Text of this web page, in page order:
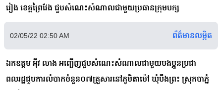
រៀង ខេត្តព្រៃវែង ជួបសំណេះសំណាលជាមួយប្រធានក្រុមបក្ស
02/05/22 02:50 AM ព័ត៌មានលម្អិត
ឯកឧត្តម អ៉ីវ លាង អញ្ជើញជួបសំណេះសំណាលជាមួយបងប្អូនប្រជា
ពលរដ្ឋជួបការលំបាកចំនួន០៧គ្រួសារនៅភូមិតាម៉ៅ ឃុំបឹងព្រះ ស្រុកបាភ្នំ